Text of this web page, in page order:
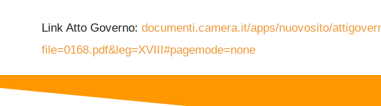
Link Atto Governo: documenti.camera.it/apps/nuovosito/
file=0168.pdf&leg=XVIII#pagemode=none